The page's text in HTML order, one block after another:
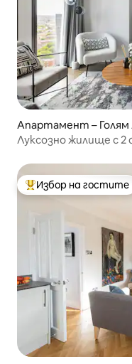
Апартамент – Голям
Луксозно жилище с 2
Най-популярен
Избор на гостите